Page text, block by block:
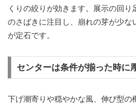
くりの絞りが効きます。展示の回り
のさばきに注目し、崩れの芽が少な
が定石です。
センターは条件が揃った時に
下げ潮寄りや穏やかな風、伸び型の